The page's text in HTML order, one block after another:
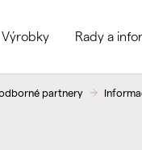
Výrobky Rady a
partnery